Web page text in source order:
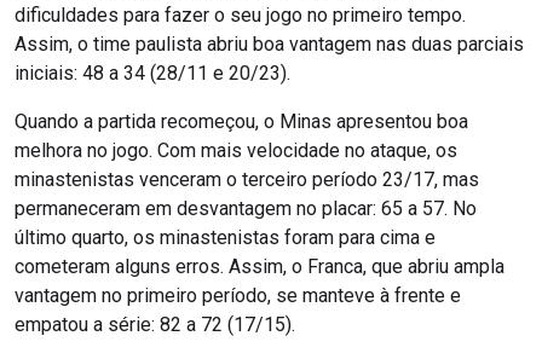
dificuldades para fazer o seu jogo no primeiro tempo.
Assim, o time paulista abriu boa vantagem nas duas parciais
iniciais: 48 a 34 (28/11 e 20/23).
Quando a partida recomeçou, o Minas apresentou boa
melhora no jogo. Com mais velocidade no ataque, os
minastenistas venceram o terceiro período 23/17, mas
permaneceram em desvantagem no placar: 65 a 57. No
último quarto, os minastenistas foram para cima e
cometeram alguns erros. Assim, o Franca, que abriu ampla
vantagem no primeiro período, se manteve à frente e
empatou a série: 82 a 72 (17/15).